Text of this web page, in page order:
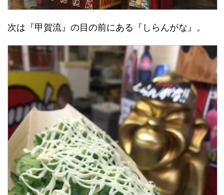
次は『甲賀流』の目の前にある『しらんがな』。